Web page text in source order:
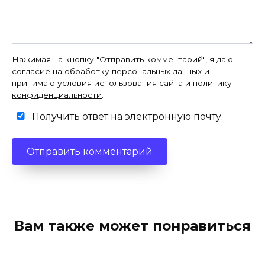
Нажимая на кнопку "Отправить комментарий", я даю
согласие на обработку персональных данных и
принимаю условия использования сайта и политику
конфиденциальности.
Получить ответ на электронную почту.
Вам также может понравиться